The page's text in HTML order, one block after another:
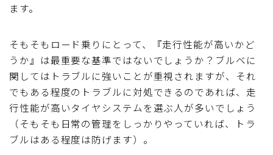
ます。
そもそもロード乗りにとって、『走行性能が高いかど
うか』は最重要な基準ではないでしょうか？ブルベに
関してはトラブルに強いことが重視されますが、それ
でもある程度のトラブルに対処できるのであれば、走
行性能が高いタイヤシステムを選ぶ人が多いでしょう
（そもそも日常の管理をしっかりやっていれば、トラ
ブルはある程度は防げます）。